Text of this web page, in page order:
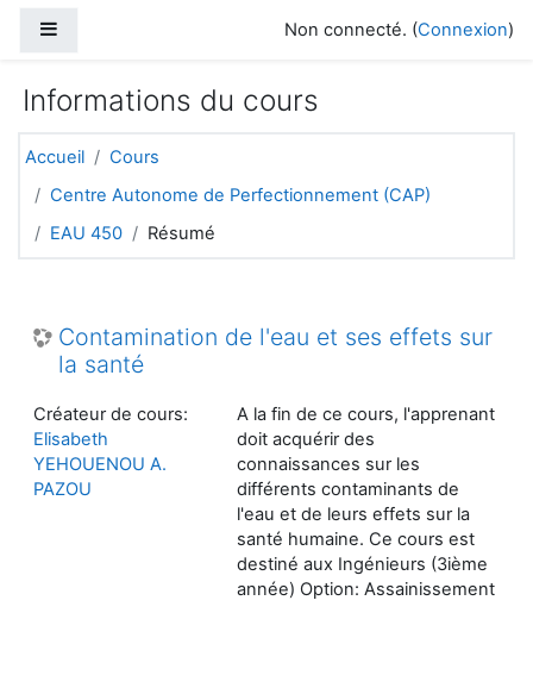
Non connecté. (Connexion)
Informations du cours
Accueil
Cours
Centre Autonome de Perfectionnement (CAP)
EAU 450
Résumé
Contamination de l'eau et ses effets sur
la santé
A la fin de ce cours, l'apprenant
doit acquérir des
connaissances sur les
différents contaminants de
l'eau et de leurs effets sur la
santé humaine. Ce cours est
destiné aux Ingénieurs (3ième
année) Option: Assainissement
Créateur de cours:
Elisabeth
YEHOUENOU A.
PAZOU